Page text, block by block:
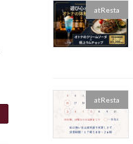
atResta
atResta